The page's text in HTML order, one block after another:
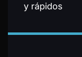
y rápidos